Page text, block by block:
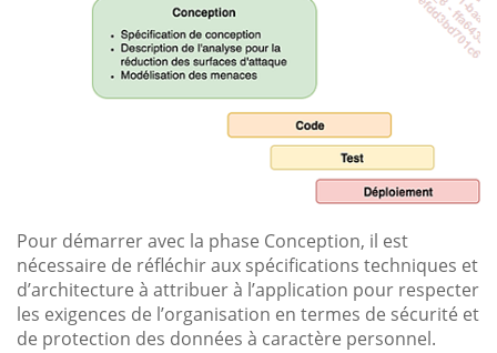
Pour démarrer avec la phase Conception, il est
nécessaire de réfléchir aux spécifications techniques et
d’architecture à attribuer à l’application pour respecter
les exigences de l’organisation en termes de sécurité et
de protection des données à caractère personnel.